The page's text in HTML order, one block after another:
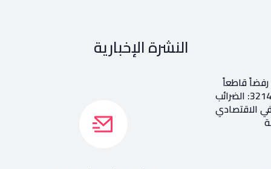
قاطعاً
إعادة طرح المرسوم 3214: الضرائب
الاقتصادي
النشرة الإخبارية